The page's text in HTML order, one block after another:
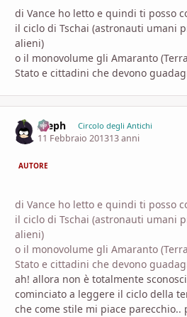
di Vance ho letto e quindi ti posso
il ciclo di Tschai (astronauti umani
alieni)
o il monovolume gli Amaranto
Stato e cittadini che devono
Aleph Circolo degli Antichi
11 Febbraio 201313 anni
AUTORE
di Vance ho letto e quindi ti posso
il ciclo di Tschai (astronauti umani
alieni)
o il monovolume gli Amaranto
Stato e cittadini che devono
ah! allora non è totalmente
cominciato a leggere il ciclo della
che come stile mi piace parecchio..